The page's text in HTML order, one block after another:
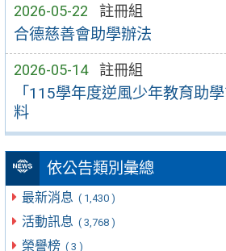
2026-05-22 註冊組
合德慈善會助學辦法
2026-05-14 註冊組
「115學年度逆風少年教育助
料
依公告類別彙總
最新消息 ( 1,430 )
活動訊息 ( 3,768 )
榮譽榜 ( 3 )